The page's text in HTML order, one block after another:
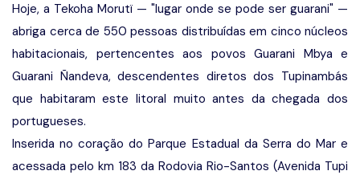
Hoje, a Tekoha Morutï — "lugar onde se pode ser guarani" —
abriga cerca de 550 pessoas distribuídas em cinco núcleos
habitacionais, pertencentes aos povos Guarani Mbya e
Guarani Ñandeva, descendentes diretos dos Tupinambás
que habitaram este litoral muito antes da chegada dos
portugueses.
Inserida no coração do Parque Estadual da Serra do Mar e
acessada pelo km 183 da Rodovia Rio-Santos (Avenida Tupi